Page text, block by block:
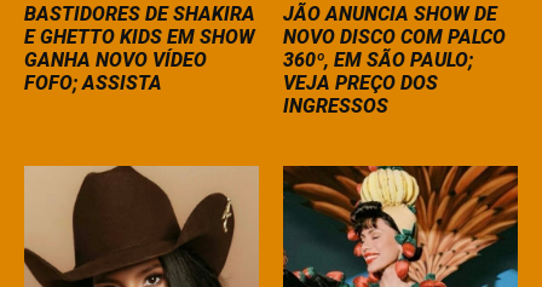
BASTIDORES DE SHAKIRA
E GHETTO KIDS EM SHOW
GANHA NOVO VÍDEO
FOFO; ASSISTA
JÃO ANUNCIA SHOW DE
NOVO DISCO COM PALCO
360º, EM SÃO PAULO;
VEJA PREÇO DOS
INGRESSOS